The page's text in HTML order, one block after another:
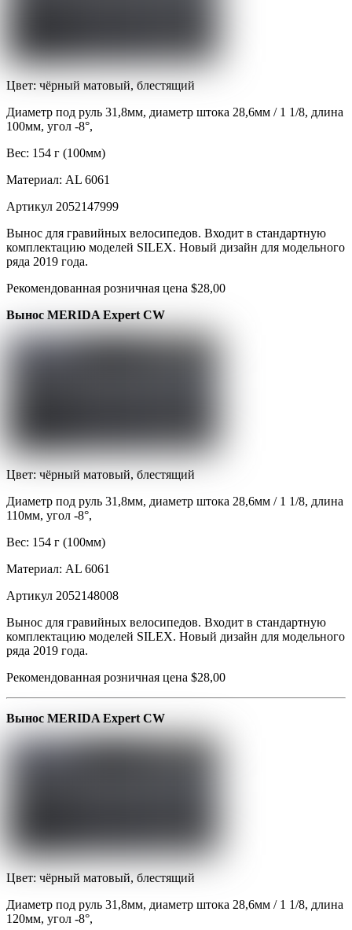
Цвет: чёрный матовый, блестящий
Диаметр под руль 31,8мм, диаметр штока 28,6мм / 1 1/8, длина
100мм, угол -8°,
Вес: 154 г (100мм)
Материал: AL 6061
Артикул 2052147999
Вынос для гравийных велосипедов. Входит в стандартную
комплектацию моделей SILEX. Новый дизайн для модельного
ряда 2019 года.
Рекомендованная розничная цена $28,00
Вынос MERIDA Expert CW
Цвет: чёрный матовый, блестящий
Диаметр под руль 31,8мм, диаметр штока 28,6мм / 1 1/8, длина
110мм, угол -8°,
Вес: 154 г (100мм)
Материал: AL 6061
Артикул 2052148008
Вынос для гравийных велосипедов. Входит в стандартную
комплектацию моделей SILEX. Новый дизайн для модельного
ряда 2019 года.
Рекомендованная розничная цена $28,00
Вынос MERIDA Expert CW
Цвет: чёрный матовый, блестящий
Диаметр под руль 31,8мм, диаметр штока 28,6мм / 1 1/8, длина
120мм, угол -8°,